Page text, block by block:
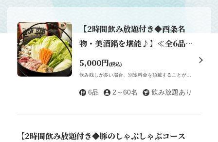
【2時間飲み放題付き◆西条名
物・美酒鍋を堪能♪】≪全6品≫
美酒鍋5000円コース 5000円
（税込）
5,000円(税込)
飲み残しが多い場合、別途料金を頂戴することがございますのでご協力お願い致します。
6品 2～60名 飲み放題あり
【2時間飲み放題付き◆豚のしゃぶしゃぶコース